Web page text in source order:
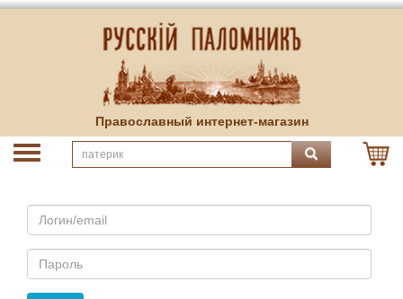
Православный интернет-магазин
Email
Пароль